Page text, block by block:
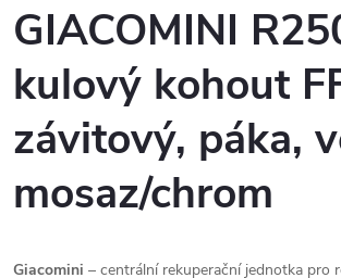
GIACOMINI
kulový kohout
závitový, páka,
mosaz/chrom
Giacomini – centrální rekuperační jednotka pro